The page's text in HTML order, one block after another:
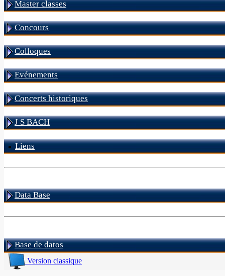
Master classes
Concours
Colloques
Evénements
Concerts historiques
J S BACH
Liens
Data Base
Base de datos
Version classique